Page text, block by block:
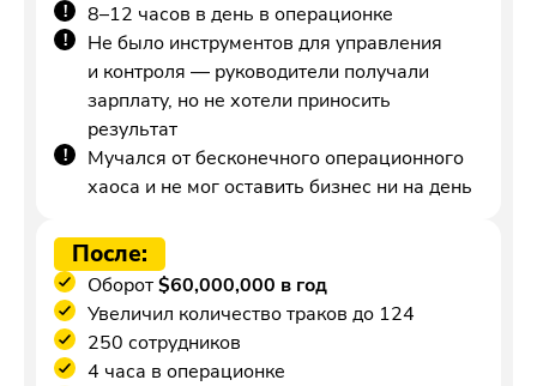
8–12 часов в день в операционке
Не было инструментов для управления
и контроля — руководители получали
зарплату, но не хотели приносить
результат
Мучался от бесконечного операционного
хаоса и не мог оставить бизнес ни на день
После:
Оборот$60,000,000 в год
Увеличил количество траков до 124
250 сотрудников
4 часа в операционке